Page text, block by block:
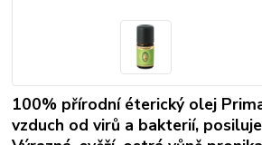
100% přírodní éterický olej
vzduch od virů a bakterií,